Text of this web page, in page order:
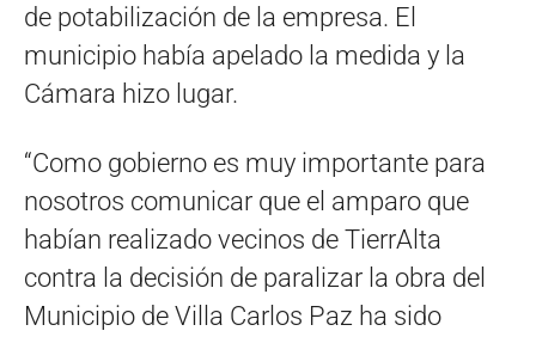
de potabilización de la empresa. El
municipio había apelado la medida y la
Cámara hizo lugar.
“Como gobierno es muy importante para
nosotros comunicar que el amparo que
habían realizado vecinos de TierrAlta
contra la decisión de paralizar la obra del
Municipio de Villa Carlos Paz ha sido